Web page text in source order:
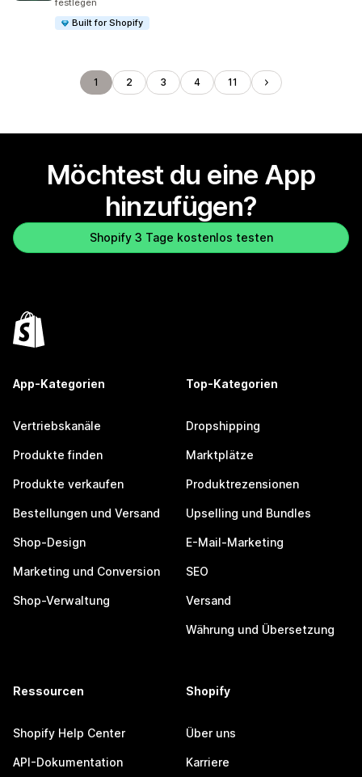
festlegen
Built for Shopify
1 2 3 4 11
Möchtest du eine App
hinzufügen?
Shopify 3 Tage kostenlos testen
App-Kategorien
Vertriebskanäle
Produkte finden
Produkte verkaufen
Bestellungen und Versand
Shop-Design
Marketing und Conversion
Shop-Verwaltung
Top-Kategorien
Dropshipping
Marktplätze
Produktrezensionen
Upselling und Bundles
E-Mail-Marketing
SEO
Versand
Währung und Übersetzung
Ressourcen
Shopify Help Center
API-Dokumentation
Shopify
Über uns
Karriere